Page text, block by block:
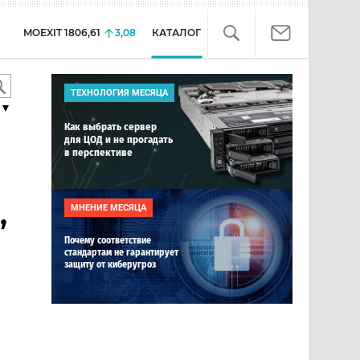
MOEXIT 1806,61 3,08 КАТАЛОГ
ТЕХНОЛОГИЯ МЕСЯЦА
Как выбрать сервер
для ЦОД и не прогадать
в перспективе
МНЕНИЕ МЕСЯЦА
Почему соответствие
стандартам не гарантирует
защиту от киберугроз